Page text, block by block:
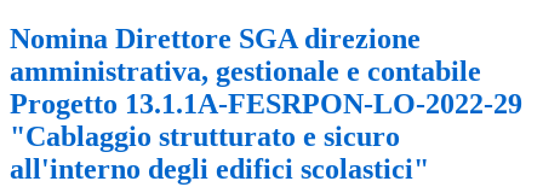
Nomina Direttore SGA direzione
amministrativa, gestionale e contabile
Progetto 13.1.1A-FESRPON-LO-2022-29
"Cablaggio strutturato e sicuro
all'interno degli edifici scolastici"